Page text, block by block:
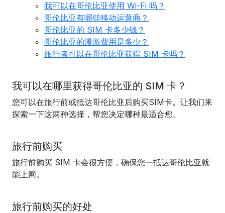
我可以在哥伦比亚使用 Wi-Fi 吗？
哥伦比亚有哪些移动运营商？
哥伦比亚的 SIM 卡多少钱？
哥伦比亚的漫游费用是多少？
旅行者可以在哥伦比亚获得 SIM 卡吗？
我可以在哪里获得哥伦比亚的 SIM 卡？
您可以在旅行前或抵达哥伦比亚后购买SIM卡。让我们来
探索一下这两种选择，帮您决定哪种最适合您。
旅行前购买
旅行前购买 SIM 卡会很方便，确保您一抵达哥伦比亚就
能上网。
旅行前购买的好处